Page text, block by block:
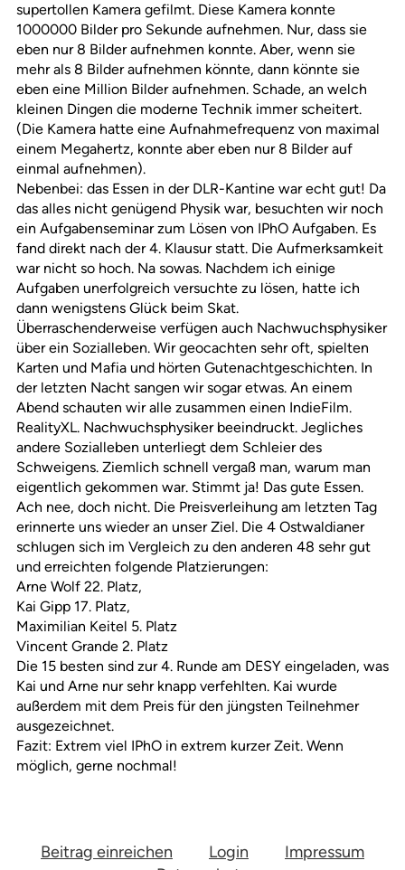
supertollen Kamera gefilmt. Diese Kamera konnte
1000000 Bilder pro Sekunde aufnehmen. Nur, dass sie
eben nur 8 Bilder aufnehmen konnte. Aber, wenn sie
mehr als 8 Bilder aufnehmen könnte, dann könnte sie
eben eine Million Bilder aufnehmen. Schade, an welch
kleinen Dingen die moderne Technik immer scheitert.
(Die Kamera hatte eine Aufnahmefrequenz von maximal
einem Megahertz, konnte aber eben nur 8 Bilder auf
einmal aufnehmen).
Nebenbei: das Essen in der DLR-Kantine war echt gut! Da
das alles nicht genügend Physik war, besuchten wir noch
ein Aufgabenseminar zum Lösen von IPhO Aufgaben. Es
fand direkt nach der 4. Klausur statt. Die Aufmerksamkeit
war nicht so hoch. Na sowas. Nachdem ich einige
Aufgaben unerfolgreich versuchte zu lösen, hatte ich
dann wenigstens Glück beim Skat.
Überraschenderweise verfügen auch Nachwuchsphysiker
über ein Sozialleben. Wir geocachten sehr oft, spielten
Karten und Mafia und hörten Gutenachtgeschichten. In
der letzten Nacht sangen wir sogar etwas. An einem
Abend schauten wir alle zusammen einen IndieFilm.
RealityXL. Nachwuchsphysiker beeindruckt. Jegliches
andere Sozialleben unterliegt dem Schleier des
Schweigens. Ziemlich schnell vergaß man, warum man
eigentlich gekommen war. Stimmt ja! Das gute Essen.
Ach nee, doch nicht. Die Preisverleihung am letzten Tag
erinnerte uns wieder an unser Ziel. Die 4 Ostwaldianer
schlugen sich im Vergleich zu den anderen 48 sehr gut
und erreichten folgende Platzierungen:
Arne Wolf 22. Platz,
Kai Gipp 17. Platz,
Maximilian Keitel 5. Platz
Vincent Grande 2. Platz
Die 15 besten sind zur 4. Runde am DESY eingeladen, was
Kai und Arne nur sehr knapp verfehlten. Kai wurde
außerdem mit dem Preis für den jüngsten Teilnehmer
ausgezeichnet.
Fazit: Extrem viel IPhO in extrem kurzer Zeit. Wenn
möglich, gerne nochmal!
Beitrag einreichen Login
Impressum